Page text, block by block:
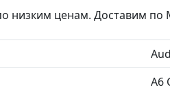
низким ценам. Доставим
A6